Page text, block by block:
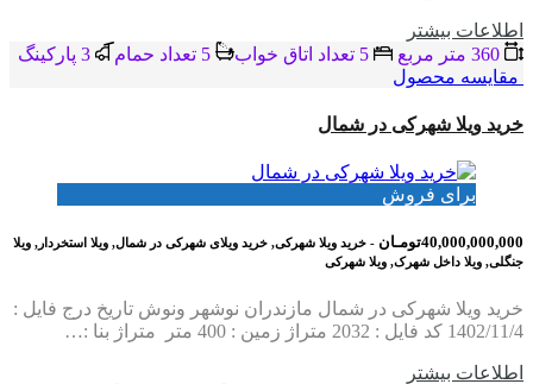
اطلاعات بيشتر
مقایسه محصول
خرید ویلا شهرکی در شمال
برای فروش
40,000,000,000تومـان
- خرید ویلا شهرکی, خرید ویلای شهرکی در شمال, ویلا استخردار, ویلا
جنگلی, ویلا داخل شهرک, ویلا شهرکی
خرید ویلا شهرکی در شمال مازندران نوشهر ونوش تاریخ درج فایل :
1402/11/4 کد فایل : 2032 متراژ زمین : 400 متر متراژ بنا :…
اطلاعات بيشتر